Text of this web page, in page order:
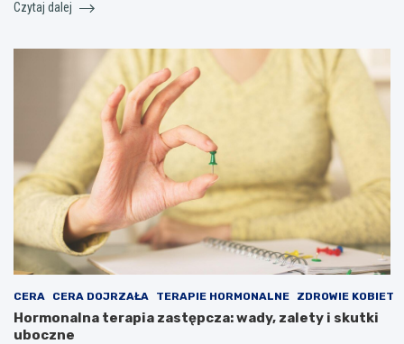
Czytaj dalej
CERA CERA DOJRZAŁA TERAPIE HORMONALNE ZDROWIE KOBIET
Hormonalna terapia zastępcza: wady, zalety i skutki
uboczne